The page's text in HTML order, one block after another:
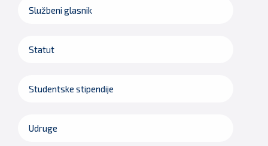
Službeni glasnik
Statut
Studentske stipendije
Udruge